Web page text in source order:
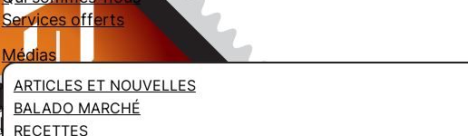
Services offerts
Médias
ARTICLES ET NOUVELLES
BALADO MARCHÉ
RECETTES